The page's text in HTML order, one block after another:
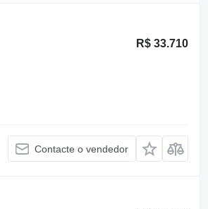
R$ 33.710
Contacte o vendedor